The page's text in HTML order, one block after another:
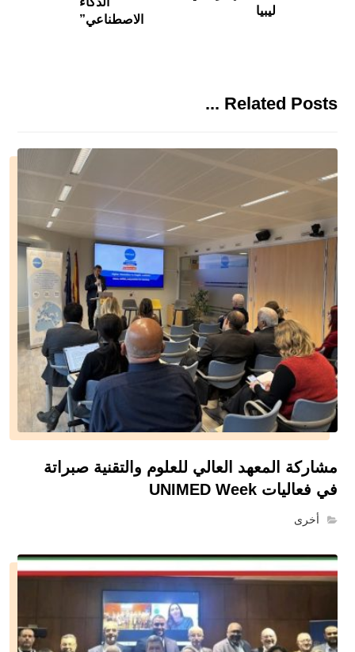
ليبيا
الاصطناعي”
Related Posts ...
مشاركة المعهد العالي للعلوم والتقنية صبراتة
في فعاليات UNIMED Week
أخرى